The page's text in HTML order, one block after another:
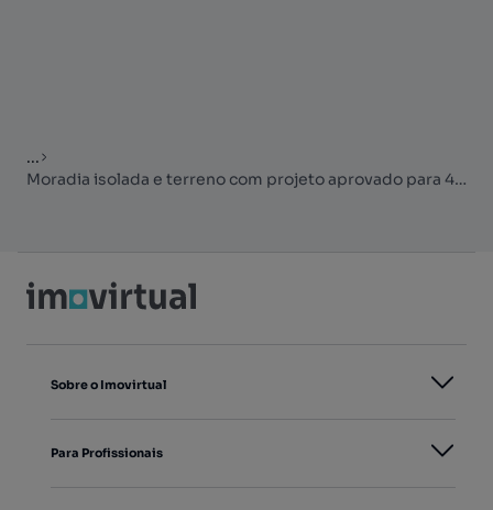
...
Moradia isolada e terreno com projeto aprovado para 4 moradias a 5 min
Sobre o Imovirtual
Para Profissionais